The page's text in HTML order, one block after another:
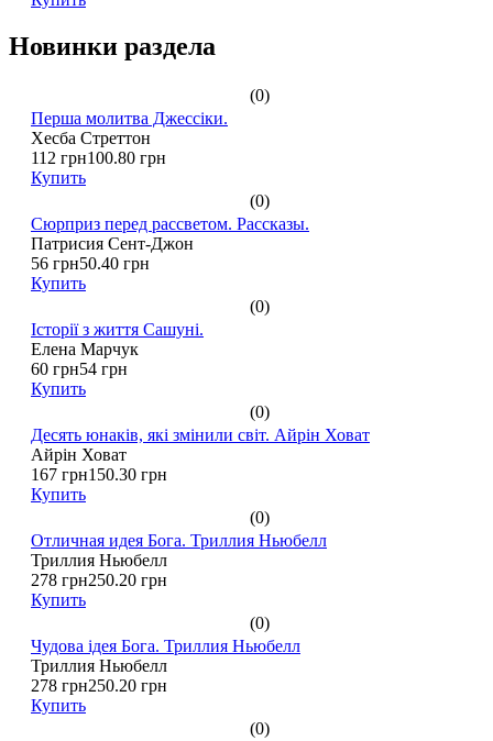
Новинки раздела
(0)
Перша молитва Джессіки.
Хесба Стреттон
112 грн100.80 грн
Купить
(0)
Сюрприз перед рассветом. Рассказы.
Патрисия Сент-Джон
56 грн50.40 грн
Купить
(0)
Історії з життя Сашуні.
Елена Марчук
60 грн54 грн
Купить
(0)
Десять юнаків, які змінили світ. Айрін Ховат
Айрін Ховат
167 грн150.30 грн
Купить
(0)
Отличная идея Бога. Триллия Ньюбелл
Триллия Ньюбелл
278 грн250.20 грн
Купить
(0)
Чудова ідея Бога. Триллия Ньюбелл
Триллия Ньюбелл
278 грн250.20 грн
Купить
(0)